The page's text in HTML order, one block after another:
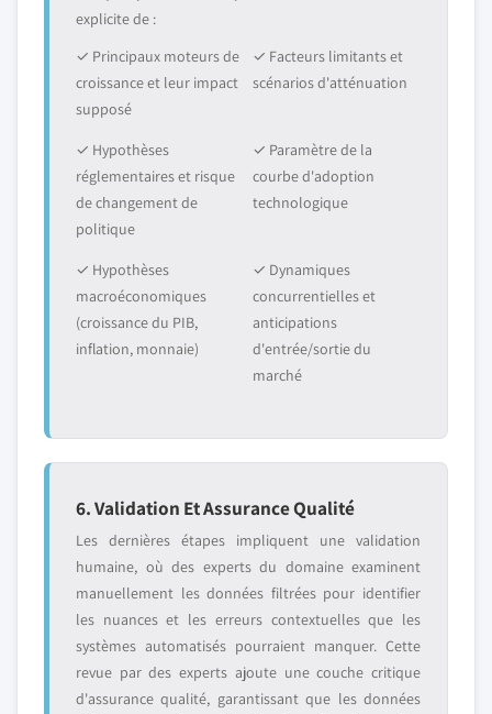
explicite de :
✓ Principaux moteurs de
croissance et leur impact
supposé
✓ Facteurs limitants et
scénarios d'atténuation
✓ Hypothèses
réglementaires et risque
de changement de
politique
✓ Paramètre de la
courbe d'adoption
technologique
✓ Hypothèses
macroéconomiques
(croissance du PIB,
inflation, monnaie)
✓ Dynamiques
concurrentielles et
anticipations
d'entrée/sortie du
marché
6. Validation Et Assurance Qualité
Les dernières étapes impliquent une validation
humaine, où des experts du domaine examinent
manuellement les données filtrées pour identifier
les nuances et les erreurs contextuelles que les
systèmes automatisés pourraient manquer. Cette
revue par des experts ajoute une couche critique
d'assurance qualité, garantissant que les données